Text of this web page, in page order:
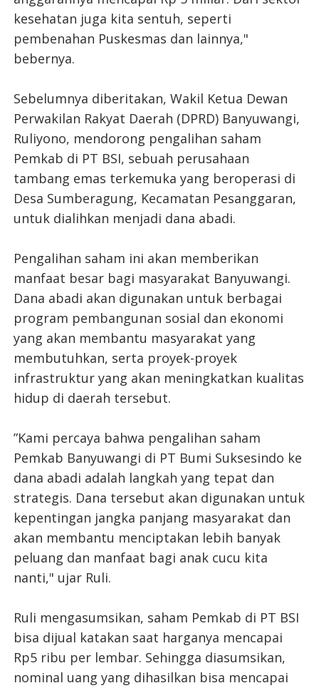
kesehatan juga kita sentuh, seperti
pembenahan Puskesmas dan lainnya,"
bebernya.
Sebelumnya diberitakan, Wakil Ketua Dewan
Perwakilan Rakyat Daerah (DPRD) Banyuwangi,
Ruliyono, mendorong pengalihan saham
Pemkab di PT BSI, sebuah perusahaan
tambang emas terkemuka yang beroperasi di
Desa Sumberagung, Kecamatan Pesanggaran,
untuk dialihkan menjadi dana abadi.
Pengalihan saham ini akan memberikan
manfaat besar bagi masyarakat Banyuwangi.
Dana abadi akan digunakan untuk berbagai
program pembangunan sosial dan ekonomi
yang akan membantu masyarakat yang
membutuhkan, serta proyek-proyek
infrastruktur yang akan meningkatkan kualitas
hidup di daerah tersebut.
”Kami percaya bahwa pengalihan saham
Pemkab Banyuwangi di PT Bumi Suksesindo ke
dana abadi adalah langkah yang tepat dan
strategis. Dana tersebut akan digunakan untuk
kepentingan jangka panjang masyarakat dan
akan membantu menciptakan lebih banyak
peluang dan manfaat bagi anak cucu kita
nanti," ujar Ruli.
Ruli mengasumsikan, saham Pemkab di PT BSI
bisa dijual katakan saat harganya mencapai
Rp5 ribu per lembar. Sehingga diasumsikan,
nominal uang yang dihasilkan bisa mencapai